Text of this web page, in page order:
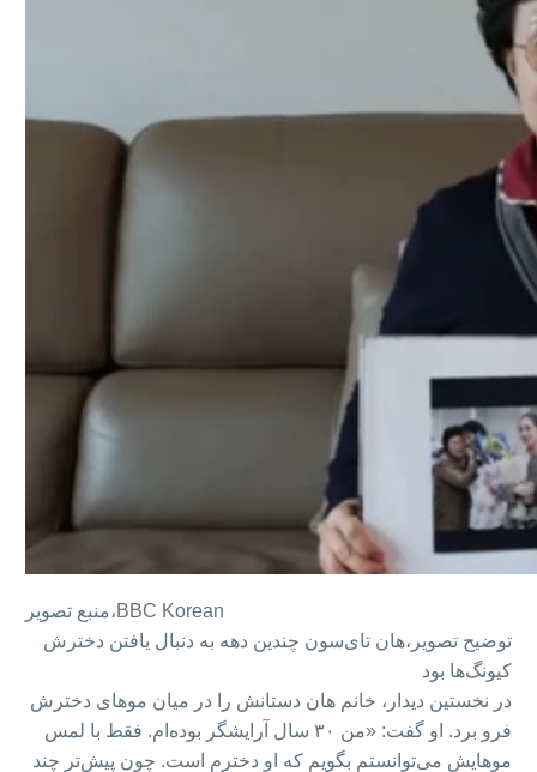
منبع تصویر،BBC Korean
توضیح تصویر،هان تای‌سون چندین دهه به دنبال یافتن دخترش
کیونگ‌ها بود
در نخستین دیدار، خانم هان دستانش را در میان موهای دخترش
فرو برد. او گفت: «من ۳۰ سال آرایشگر بوده‌ام. فقط با لمس
موهایش می‌توانستم بگویم که او دخترم است. چون پیش‌تر چند